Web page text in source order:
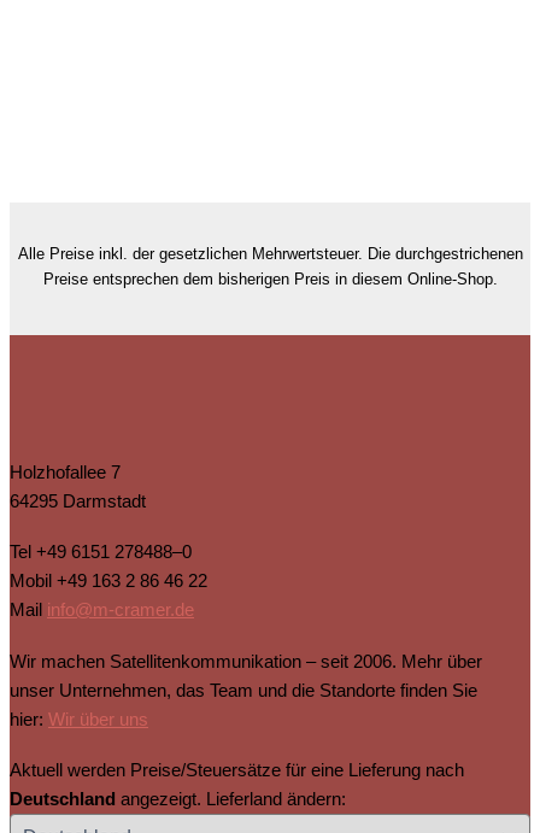
Alle Preise inkl. der gesetzlichen Mehrwertsteuer. Die durchgestrichenen
Preise entsprechen dem bisherigen Preis in diesem Online-Shop.
Holzhofallee 7
64295 Darmstadt
Tel +49 6151 278488–0
Mobil +49 163 2 86 46 22
Mail info@m-cramer.de
Wir machen Satellitenkommunikation – seit 2006. Mehr über
unser Unternehmen, das Team und die Standorte finden Sie
hier: Wir über uns
Aktuell werden Preise/Steuersätze für eine Lieferung nach
Deutschland angezeigt. Lieferland ändern: